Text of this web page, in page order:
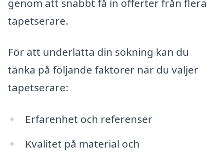
genom att snabbt få in offerter från flera
tapetserare.
För att underlätta din sökning kan du
tänka på följande faktorer när du väljer
tapetserare:
Erfarenhet och referenser
Kvalitet på material och